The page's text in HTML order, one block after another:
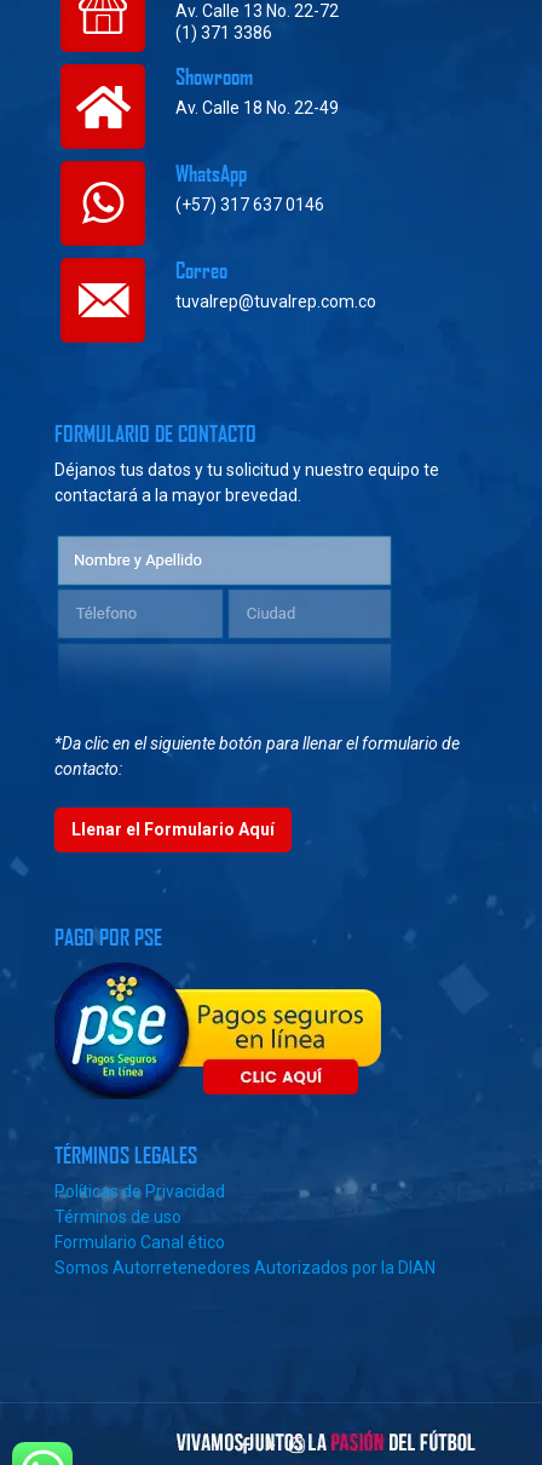
Av. Calle 13 No. 22-72
(1) 371 3386
Showroom
Av. Calle 18 No. 22-49
WhatsApp
(+57) 317 637 0146
Correo
tuvalrep@tuvalrep.com.co
FORMULARIO DE CONTACTO
Déjanos tus datos y tu solicitud y nuestro equipo te
contactará a la mayor brevedad.
*Da clic en el siguiente botón para llenar el formulario de
contacto:
Llenar el Formulario Aquí
PAGO POR PSE
TÉRMINOS LEGALES
Políticas de Privacidad
Términos de uso
Formulario Canal ético
Somos Autorretenedores Autorizados por la DIAN